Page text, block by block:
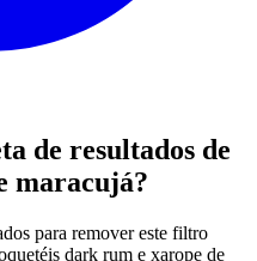
de resultados de
maracujá?
para remover este filtro
dark rum e xarope de